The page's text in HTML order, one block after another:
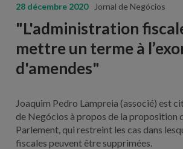
28 décembre 2020 Jornal de Negócios
"L'administration
mettre un terme à
d'amendes"
Joaquim Pedro Lampreia (associé) est
de Negócios à propos de la proposition
Parlement, qui restreint les cas dans
fiscales peuvent être supprimées.